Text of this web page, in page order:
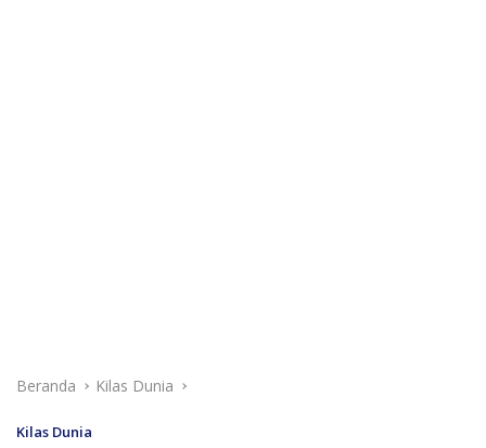
Beranda Kilas Dunia
Kilas Dunia